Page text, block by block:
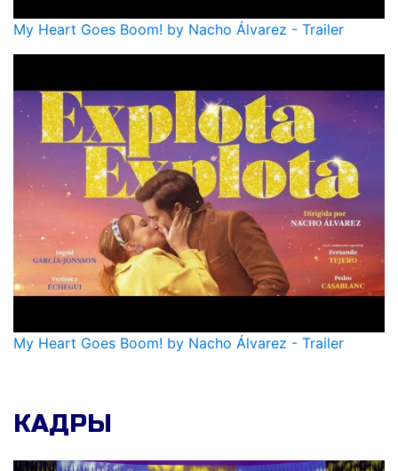
My Heart Goes Boom! by Nacho Álvarez - Trailer
My Heart Goes Boom! by Nacho Álvarez - Trailer
КАДРЫ